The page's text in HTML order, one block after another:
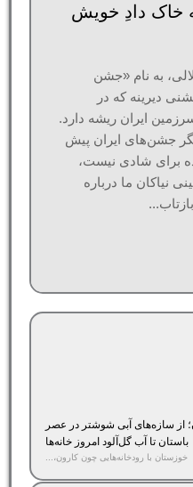
خاک دادِ خویش
به نام «جشن
دیرینه که در
ایران ریشه دارد.
جشن‌های ایران پیش
برای شادی نیست،
نیاکان ما درباره
از سازه‌های آبی شوشتر در عصر
باستان تا آب گل‌آلود امروز خانه‌ها
خوزستان با رودخانه‌هایی چون کارون،...